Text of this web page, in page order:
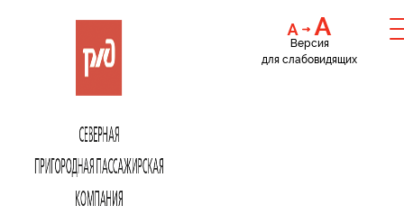
Версия
для слабовидящих